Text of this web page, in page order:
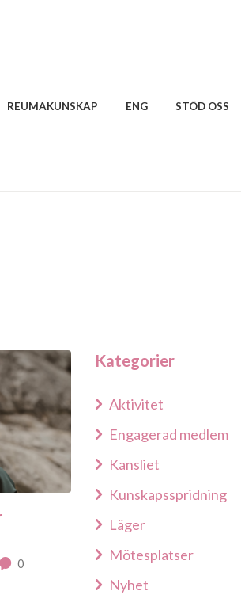
REUMAKUNSKAP ENG STÖD OSS
0
Kategorier
Aktivitet
Engagerad medlem
Kansliet
Kunskapsspridning
Läger
Mötesplatser
Nyhet